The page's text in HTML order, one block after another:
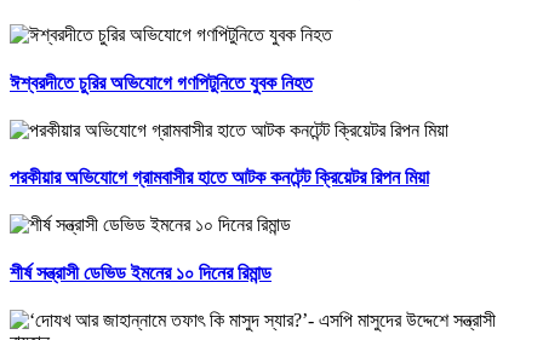
ঈশ্বরদীতে চুরির অভিযোগে গণপিটুনিতে যুবক নিহত
পরকীয়ার অভিযোগে গ্রামবাসীর হাতে আটক কনটেন্ট ক্রিয়েটর রিপন মিয়া
শীর্ষ সন্ত্রাসী ডেভিড ইমনের ১০ দিনের রিমান্ড